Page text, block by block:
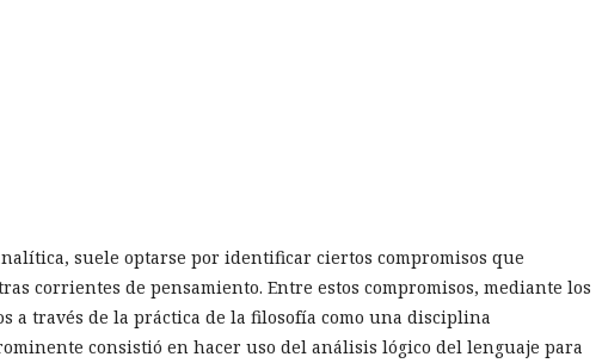
suele optarse por identificar ciertos compromisos que
corrientes de pensamiento. Entre estos compromisos, mediante los
a través de la práctica de la filosofía como una disciplina
consistió en hacer uso del análisis lógico del lenguaje para